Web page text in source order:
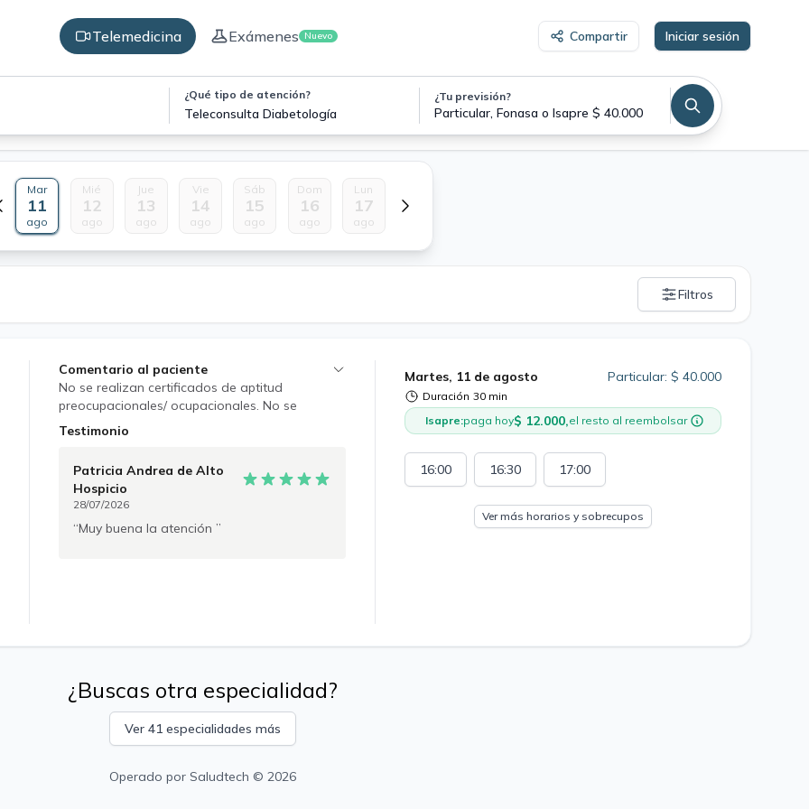
Telemedicina Exámenes Nuevo Compartir Iniciar sesión
¿Qué tipo de atención?
Teleconsulta Diabetología
¿Tu previsión?
Particular, Fonasa o Isapre $ 40.000
Mar
11
ago
Mié
12
ago
Jue
13
ago
Vie
14
ago
Sáb
15
ago
Dom
16
ago
Lun
17
ago
Filtros
Martes, 11 de agosto
Duración 30 min
Particular: $ 40.000
Isapre:paga hoy$ 12.000,el resto al reembolsar
16:00 16:30 17:00
Ver más horarios y sobrecupos
Comentario al paciente
No se realizan certificados de aptitud
preocupacionales/ ocupacionales. No se
realizan certificados de discapacidad. No se
Testimonio
Patricia Andrea de Alto
Hospicio
28/07/2026
Muy buena la atención
¿Buscas otra especialidad?
Ver 41 especialidades más
Operado por Saludtech © 2026